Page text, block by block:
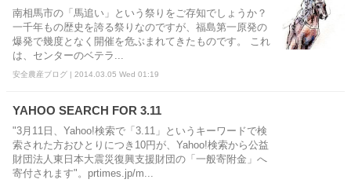
南相馬市の「馬追い」という祭りをご存知でしょうか？
一千年もの歴史を誇る祭りなのですが、福島第一原発の
爆発で幾度となく開催を危ぶまれてきたものです。 これ
は、センターのベテラ...
安全農産ブログ | 2014.03.05 Wed 01:19
YAHOO SEARCH FOR 3.11
"3月11日、Yahoo!検索で「3.11」というキーワードで検
索された方おひとりにつき10円が、Yahoo!検索から公益
財団法人東日本大震災復興支援財団の「一般寄附金」へ
寄付されます"。prtimes.jp/m...